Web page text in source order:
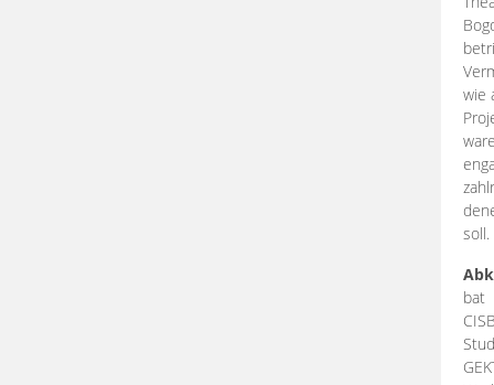
wie
zahlr
soll.
bat